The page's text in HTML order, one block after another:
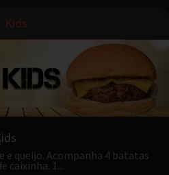
Kids
e queijo. Acompanha 4 batatas
caixinha. 1...